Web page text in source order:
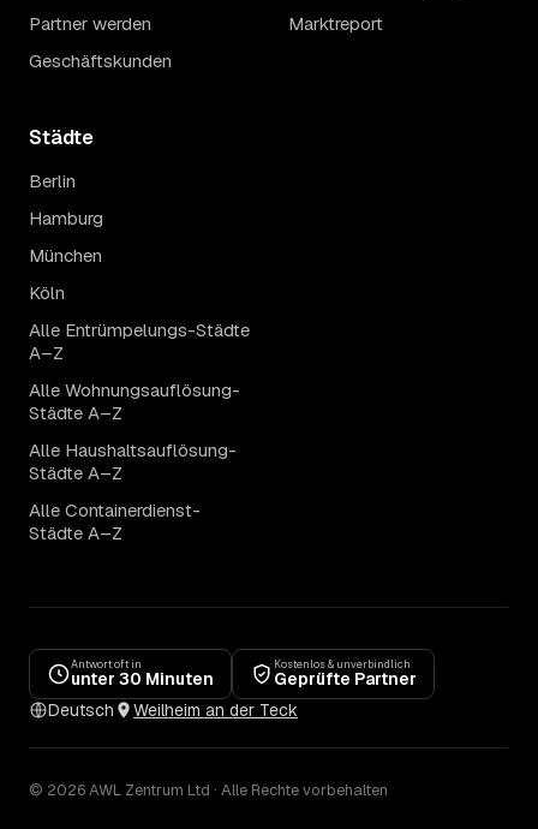
Partner werden
Geschäftskunden
Marktreport
Städte
Berlin
Hamburg
München
Köln
Alle Entrümpelungs-Städte
A–Z
Alle Wohnungsauflösung-
Städte A–Z
Alle Haushaltsauflösung-
Städte A–Z
Alle Containerdienst-
Städte A–Z
Antwort oft in
unter 30 Minuten
Kostenlos & unverbindlich
Geprüfte Partner
Deutsch
Weilheim an der Teck
© 2026 AWL Zentrum Ltd · Alle Rechte vorbehalten